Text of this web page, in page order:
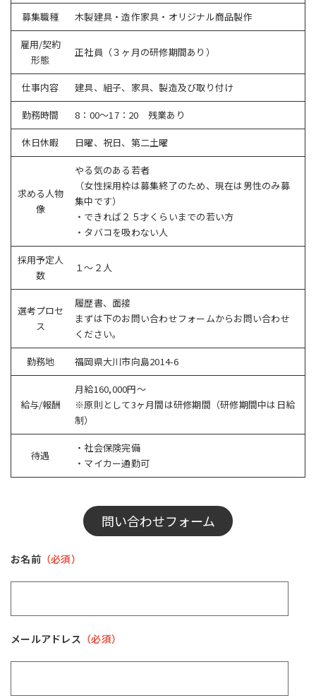
募集職種 木製建具・造作家具・オリジナル商品製作
雇用/契約
形態
正社員（３ヶ月の研修期間あり）
仕事内容 建具、組子、家具、製造及び取り付け
勤務時間 8：00～17：20 残業あり
休日休暇 日曜、祝日、第二土曜
求める人物
像
やる気のある若者
（女性採用枠は募集終了のため、現在は男性のみ募
集中です）
・できれば２５才くらいまでの若い方
・タバコを吸わない人
採用予定人
数
１～２人
選考プロセ
ス
履歴書、面接
まずは下のお問い合わせフォームからお問い合わせ
ください。
勤務地 福岡県大川市向島2014-6
給与/報酬
月給160,000円～
※原則として3ヶ月間は研修期間（研修期間中は日給
制）
待遇
・社会保険完備
・マイカー通勤可
問い合わせフォーム
お名前（必須）
メールアドレス （必須）